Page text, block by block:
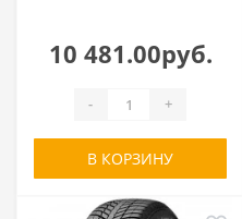
10 481.00руб.
- +
В КОРЗИНУ